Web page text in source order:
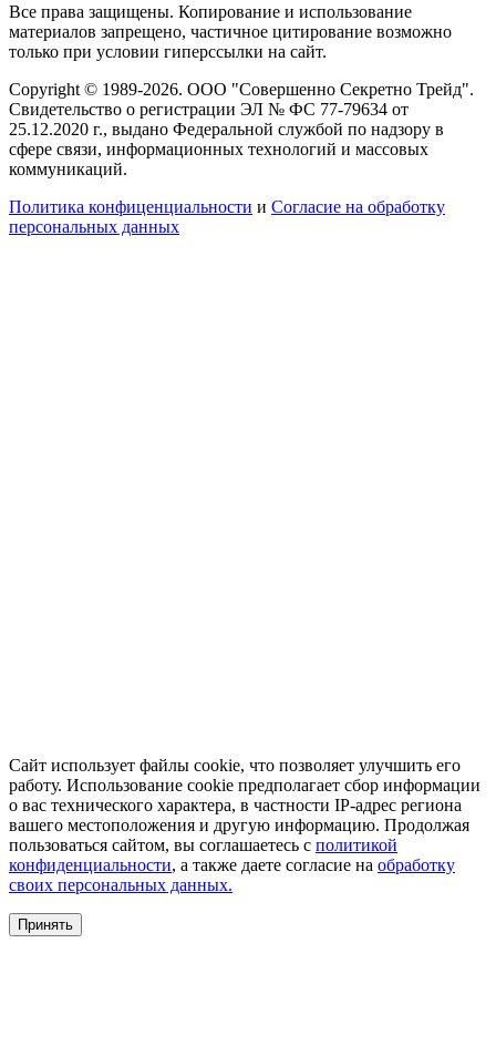
Все права защищены. Копирование и использование
материалов запрещено, частичное цитирование возможно
только при условии гиперссылки на сайт.
Copyright © 1989-2026. ООО "Совершенно Секретно Трейд".
Свидетельство о регистрации ЭЛ № ФС 77-79634 от
25.12.2020 г., выдано Федеральной службой по надзору в
сфере связи, информационных технологий и массовых
коммуникаций.
Политика конфиценциальности и Согласие на обработку
персональных данных
Сайт использует файлы cookie, что позволяет улучшить его
работу. Использование cookie предполагает сбор информации
о вас технического характера, в частности IP-адрес региона
вашего местоположения и другую информацию. Продолжая
пользоваться сайтом, вы соглашаетесь с политикой
конфиденциальности, а также даете согласие на обработку
своих персональных данных.
Принять